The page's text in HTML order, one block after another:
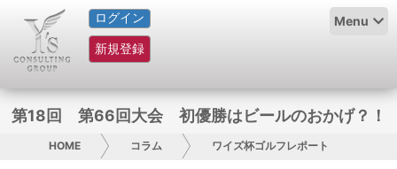
ログイン
新規登録
Menu
HOME
サービス紹介
グループ概要
第18回 第66回大会 初優勝はビールのおかげ？！
HOME コラム ワイズ杯ゴルフレポート